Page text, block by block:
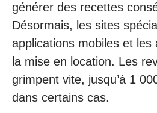
générer des recettes
Désormais, les sites
applications mobiles et les
la mise en location. Les
grimpent vite, jusqu’à 1
dans certains cas.